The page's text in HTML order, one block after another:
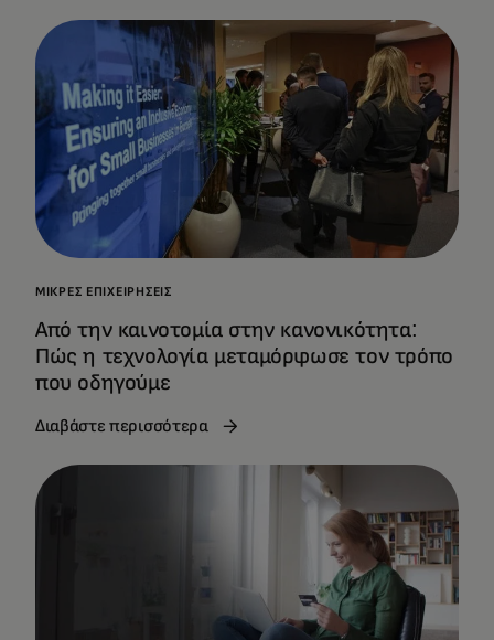
ΜΙΚΡΈΣ ΕΠΙΧΕΙΡΉΣΕΙΣ
Από την καινοτομία στην κανονικότητα:
Πώς η τεχνολογία μεταμόρφωσε τον τρόπο
που οδηγούμε
Διαβάστε περισσότερα